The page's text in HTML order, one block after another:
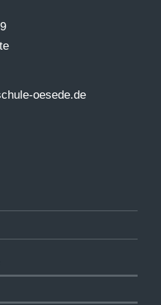
oesede.de